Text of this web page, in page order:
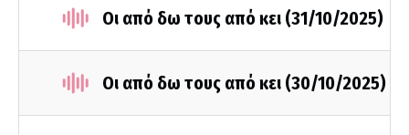
Οι από δω τους από κει (31/10/2025)
Οι από δω τους από κει (30/10/2025)